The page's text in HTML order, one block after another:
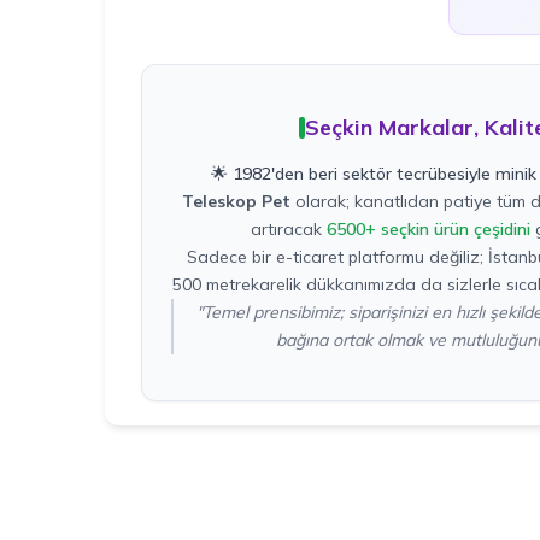
Seçkin Markalar,
🌟 1982'den beri sektör tecrübesiyle minik
Teleskop Pet olarak; kanatlıdan patiye tüm
artıracak 6500+ seçkin ürün çeşidini
Sadece bir e-ticaret platformu değiliz;
500 metrekarelik dükkanımızda da sizlerle
"Temel prensibimiz; siparişinizi en hızlı
bağına ortak olmak ve